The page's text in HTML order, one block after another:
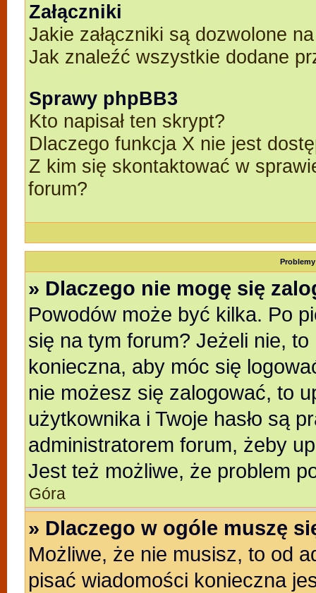
Załączniki
Jakie załączniki są dozwolone
Jak znaleźć wszystkie dodane
Sprawy phpBB3
Kto napisał ten skrypt?
Dlaczego funkcja X nie jest
Z kim się skontaktować w
forum?
» Dlaczego nie mogę się
Powodów może być kilka. Po
się na tym forum? Jeżeli nie,
konieczna, aby móc się
nie możesz się zalogować, to
użytkownika i Twoje hasło są
administratorem forum, żeby
Jest też możliwe, że problem
Góra
» Dlaczego w ogóle muszę
Możliwe, że nie musisz, to od
pisać wiadomości konieczna